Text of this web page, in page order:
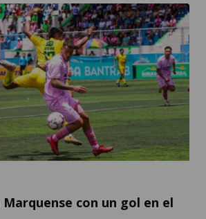
Marquense con un gol en el